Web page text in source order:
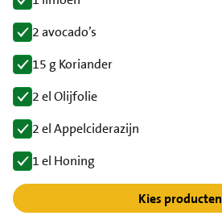
2 avocado’s
15 g Koriander
2 el Olijfolie
2 el Appelciderazijn
1 el Honing
Kies producten